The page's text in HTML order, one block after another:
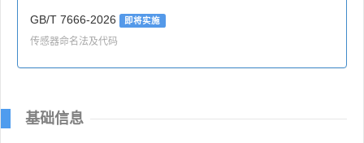
GB/T 7666-2026 即将实施
传感器命名法及代码
基础信息